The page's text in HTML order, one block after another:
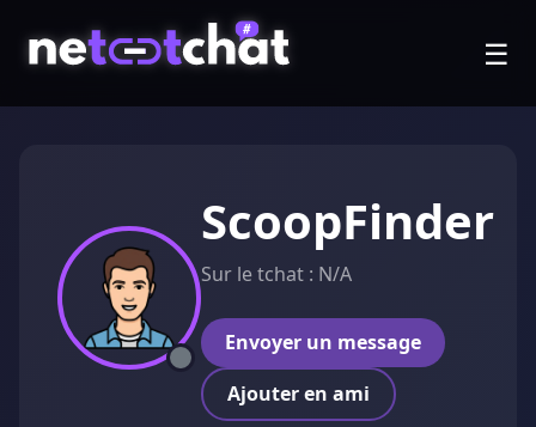
☰
ScoopFinder
Sur le tchat : N/A
Envoyer un message
Ajouter en ami